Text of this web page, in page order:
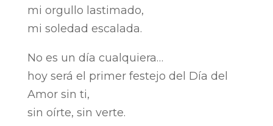
mi orgullo lastimado,
mi soledad escalada.
No es un día cualquiera…
hoy será el primer festejo del Día del
Amor sin ti,
sin oírte, sin verte.